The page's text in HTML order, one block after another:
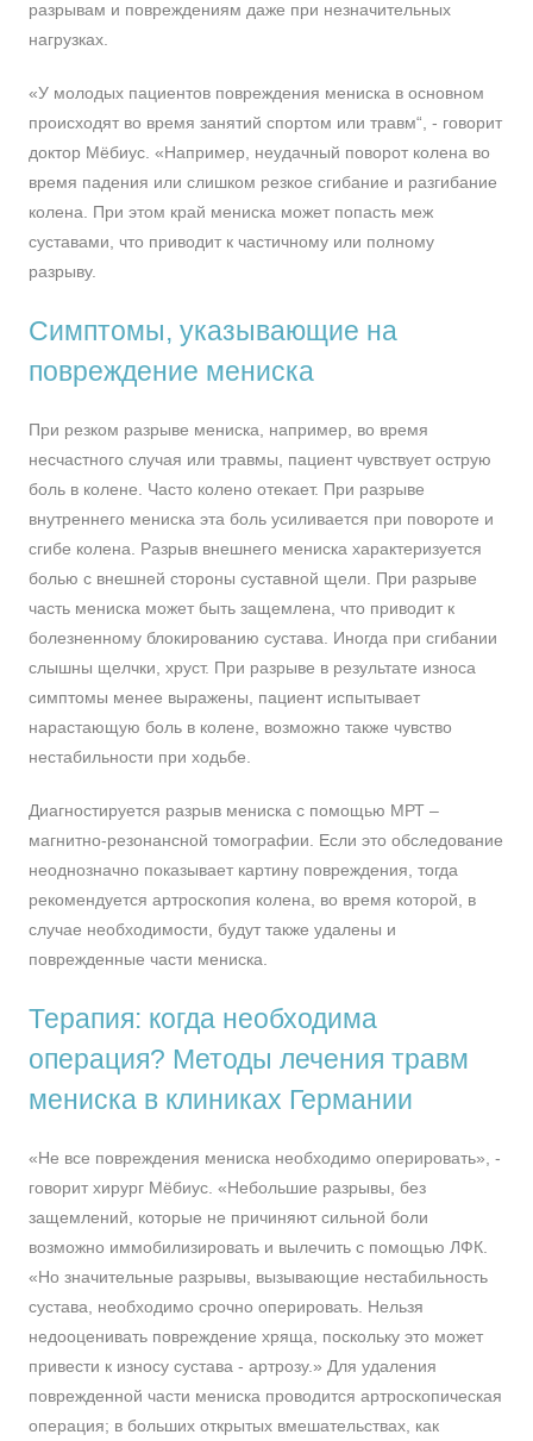
разрывам и повреждениям даже при незначительных
нагрузках.
«У молодых пациентов повреждения мениска в основном
происходят во время занятий спортом или травм“, - говорит
доктор Мёбиус. «Например, неудачный поворот колена во
время падения или слишком резкое сгибание и разгибание
колена. При этом край мениска может попасть меж
суставами, что приводит к частичному или полному
разрыву.
Симптомы, указывающие на
повреждение мениска
При резком разрыве мениска, например, во время
несчастного случая или травмы, пациент чувствует острую
боль в колене. Часто колено отекает. При разрыве
внутреннего мениска эта боль усиливается при повороте и
сгибе колена. Разрыв внешнего мениска характеризуется
болью с внешней стороны суставной щели. При разрыве
часть мениска может быть защемлена, что приводит к
болезненному блокированию сустава. Иногда при сгибании
слышны щелчки, хруст. При разрыве в результате износа
симптомы менее выражены, пациент испытывает
нарастающую боль в колене, возможно также чувство
нестабильности при ходьбе.
Диагностируется разрыв мениска с помощью МРТ –
магнитно-резонансной томографии. Если это обследование
неоднозначно показывает картину повреждения, тогда
рекомендуется артроскопия колена, во время которой, в
случае необходимости, будут также удалены и
поврежденные части мениска.
Терапия: когда необходима
операция? Методы лечения травм
мениска в клиниках Германии
«Не все повреждения мениска необходимо оперировать», -
говорит хирург Мёбиус. «Небольшие разрывы, без
защемлений, которые не причиняют сильной боли
возможно иммобилизировать и вылечить с помощью ЛФК.
«Но значительные разрывы, вызывающие нестабильность
сустава, необходимо срочно оперировать. Нельзя
недооценивать повреждение хряща, поскольку это может
привести к износу сустава - артрозу.» Для удаления
поврежденной части мениска проводится артроскопическая
операция; в больших открытых вмешательствах, как